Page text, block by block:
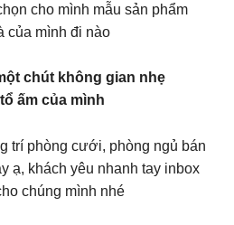
cho mình mẫu sản phẩm
của mình đi nào
chút không gian nhẹ
ấm của mình
trí phòng cưới, phòng ngủ bán
ạ, khách yêu nhanh tay inbox
chúng mình nhé